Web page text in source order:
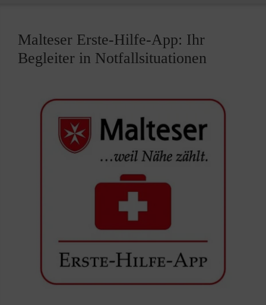
Malteser Erste-Hilfe-App: Ihr
Begleiter in Notfallsituationen